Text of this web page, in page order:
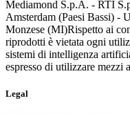
Mediamond S.p.A. - RTI
Amsterdam (Paesi Bassi) -
Monzese (MI)Rispetto ai
riprodotti è vietata ogni
sistemi di intelligenza
espresso di utilizzare mezzi
Legal